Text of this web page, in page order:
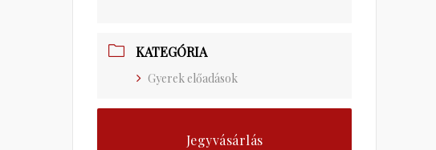
KATEGÓRIA
Gyerek előadások
Jegyvásárlás